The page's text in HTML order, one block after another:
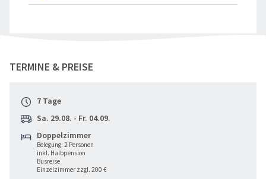
Reiseberichte
TERMINE & PREISE
7 Tage
Sa. 29.08. - Fr. 04.09.
Doppelzimmer
Belegung: 2 Personen
inkl. Halbpension
Busreise
Einzelzimmer zzgl. 200 €